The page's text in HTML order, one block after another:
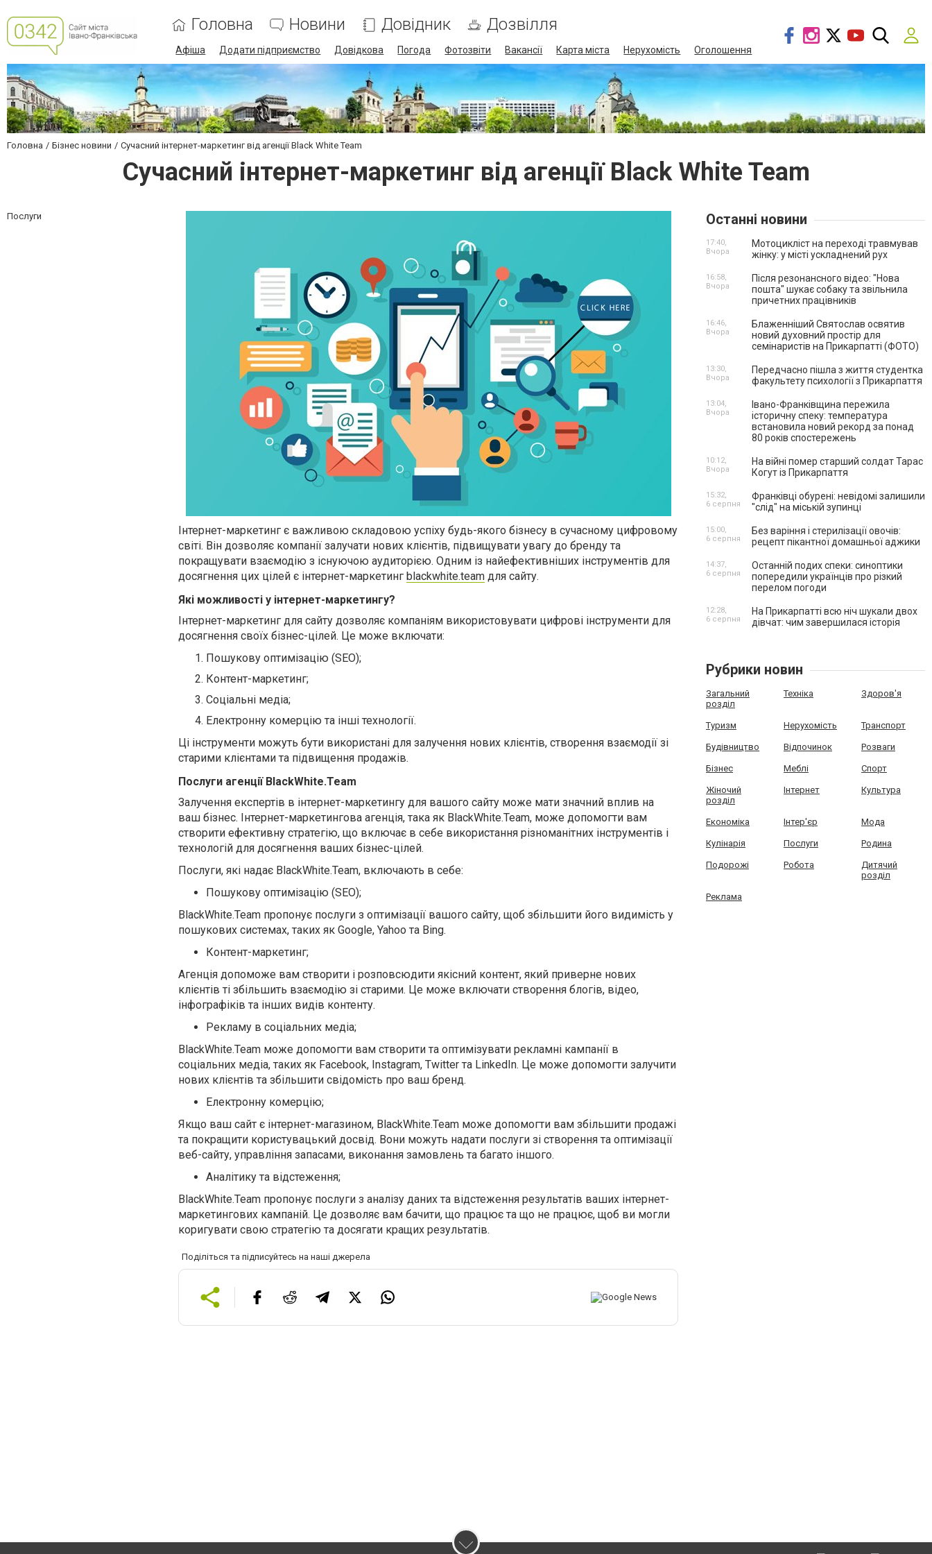
Головна Новини Довідник Дозвілля
Афіша Додати підприємство Довідкова Погода Фотозвіти Вакансії Карта міста Нерухомість Оголошення
Головна Бізнес новини Сучасний інтернет-маркетинг від агенції Black White Team
Сучасний інтернет-маркетинг від агенції Black White Team
Послуги
Інтернет-маркетинг є важливою складовою успіху будь-якого бізнесу в сучасному цифровому
світі. Він дозволяє компанії залучати нових клієнтів, підвищувати увагу до бренду та
покращувати взаємодію з існуючою аудиторією. Одним із найефективніших інструментів для
досягнення цих цілей є інтернет-маркетинг blackwhite.team для сайту.
Які можливості у інтернет-маркетингу?
Інтернет-маркетинг для сайту дозволяє компаніям використовувати цифрові інструменти для
досягнення своїх бізнес-цілей. Це може включати:
Пошукову оптимізацію (SEO);
Контент-маркетинг;
Соціальні медіа;
Електронну комерцію та інші технології.
Ці інструменти можуть бути використані для залучення нових клієнтів, створення взаємодії зі
старими клієнтами та підвищення продажів.
Послуги агенції BlackWhite.Team
Залучення експертів в інтернет-маркетингу для вашого сайту може мати значний вплив на
ваш бізнес. Інтернет-маркетингова агенція, така як BlackWhite.Team, може допомогти вам
створити ефективну стратегію, що включає в себе використання різноманітних інструментів і
технологій для досягнення ваших бізнес-цілей.
Послуги, які надає BlackWhite.Team, включають в себе:
Пошукову оптимізацію (SEO);
BlackWhite.Team пропонує послуги з оптимізації вашого сайту, щоб збільшити його видимість у
пошукових системах, таких як Google, Yahoo та Bing.
Контент-маркетинг;
Агенція допоможе вам створити і розповсюдити якісний контент, який приверне нових
клієнтів ті збільшить взаємодію зі старими. Це може включати створення блогів, відео,
інфографіків та інших видів контенту.
Рекламу в соціальних медіа;
BlackWhite.Team може допомогти вам створити та оптимізувати рекламні кампанії в
соціальних медіа, таких як Facebook, Instagram, Twitter та LinkedIn. Це може допомогти залучити
нових клієнтів та збільшити свідомість про ваш бренд.
Електронну комерцію;
Якщо ваш сайт є інтернет-магазином, BlackWhite.Team може допомогти вам збільшити продажі
та покращити користувацький досвід. Вони можуть надати послуги зі створення та оптимізації
веб-сайту, управління запасами, виконання замовлень та багато іншого.
Аналітику та відстеження;
BlackWhite.Team пропонує послуги з аналізу даних та відстеження результатів ваших інтернет-
маркетингових кампаній. Це дозволяє вам бачити, що працює та що не працює, щоб ви могли
коригувати свою стратегію та досягати кращих результатів.
Поділіться та підписуйтесь на наші джерела
Останні новини
Мотоцикліст на переході травмував
жінку: у місті ускладнений рух
17:40,
Вчора
Після резонансного відео: "Нова
пошта" шукає собаку та звільнила
причетних працівників
16:58,
Вчора
Блаженніший Святослав освятив
новий духовний простір для
семінаристів на Прикарпатті (ФОТО)
16:46,
Вчора
Передчасно пішла з життя студентка
факультету психології з Прикарпаття
13:30,
Вчора
Івано-Франківщина пережила
історичну спеку: температура
встановила новий рекорд за понад
80 років спостережень
13:04,
Вчора
На війні помер старший солдат Тарас
Когут із Прикарпаття
10:12,
Вчора
Франківці обурені: невідомі залишили
"слід" на міській зупинці
15:32,
6 серпня
Без варіння і стерилізації овочів:
рецепт пікантної домашньої аджики
15:00,
6 серпня
Останній подих спеки: синоптики
попередили українців про різкий
перелом погоди
14:37,
6 серпня
На Прикарпатті всю ніч шукали двох
дівчат: чим завершилася історія
12:28,
6 серпня
Рубрики новин
Загальний
розділ
Техніка Здоров'я
Туризм Нерухомість Транспорт
Будівництво Відпочинок Розваги
Бізнес Меблі Спорт
Жіночий
розділ
Інтернет Культура
Економіка Інтер'єр Мода
Кулінарія Послуги Родина
Подорожі Робота
Дитячий
розділ
Реклама